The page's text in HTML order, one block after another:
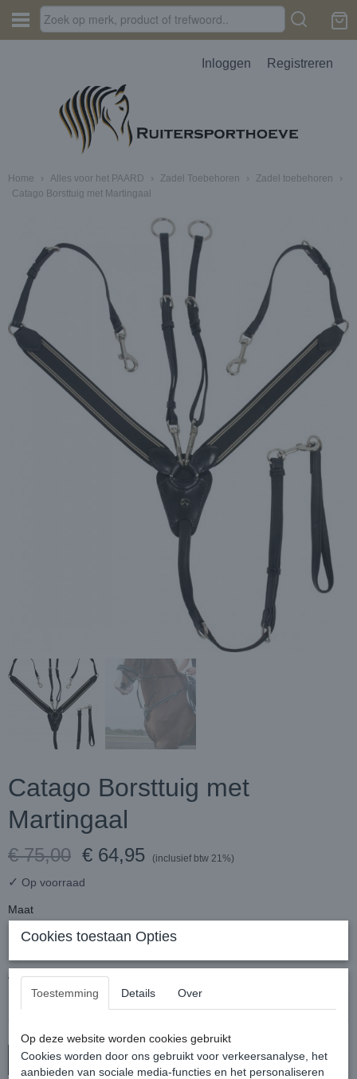
Inloggen Registreren
Home › Alles voor het PAARD › Zadel Toebehoren › Zadel toebehoren
›
Catago Borsttuig met Martingaal
Catago Borsttuig met
Martingaal
€ 75,00 € 64,95 (inclusief btw 21%)
✓ Op voorraad
Maat
Aantal
In winkelwagen
Cookies toestaan Opties
Toestemming Details Over
Op deze website worden cookies gebruikt
Cookies worden door ons gebruikt voor verkeersanalyse, het
aanbieden van sociale media-functies en het personaliseren